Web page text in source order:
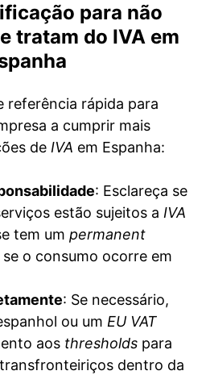
para não
tratam do IVA em
referência rápida para
a cumprir mais
de IVA em Espanha:
: Esclareça se
estão sujeitos a IVA
tem um permanent
se o consumo ocorre em
: Se necessário,
ou um EU VAT
aos thresholds para
dentro da